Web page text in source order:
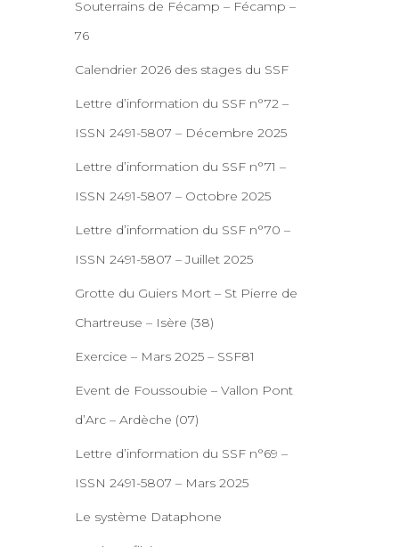
Souterrains de Fécamp – Fécamp –
76
Calendrier 2026 des stages du SSF
Lettre d’information du SSF n°72 –
ISSN 2491-5807 – Décembre 2025
Lettre d’information du SSF n°71 –
ISSN 2491-5807 – Octobre 2025
Lettre d’information du SSF n°70 –
ISSN 2491-5807 – Juillet 2025
Grotte du Guiers Mort – St Pierre de
Chartreuse – Isère (38)
Exercice – Mars 2025 – SSF81
Event de Foussoubie – Vallon Pont
d’Arc – Ardèche (07)
Lettre d’information du SSF n°69 –
ISSN 2491-5807 – Mars 2025
Le système Dataphone